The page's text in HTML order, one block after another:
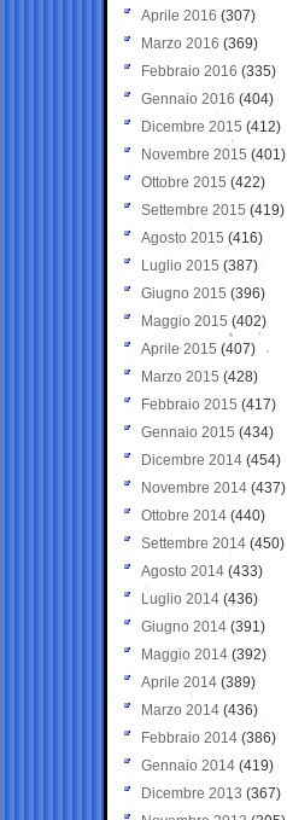
Aprile 2016 (307)
Marzo 2016 (369)
Febbraio 2016 (335)
Gennaio 2016 (404)
Dicembre 2015 (412)
Novembre 2015 (401)
Ottobre 2015 (422)
Settembre 2015 (419)
Agosto 2015 (416)
Luglio 2015 (387)
Giugno 2015 (396)
Maggio 2015 (402)
Aprile 2015 (407)
Marzo 2015 (428)
Febbraio 2015 (417)
Gennaio 2015 (434)
Dicembre 2014 (454)
Novembre 2014 (437)
Ottobre 2014 (440)
Settembre 2014 (450)
Agosto 2014 (433)
Luglio 2014 (436)
Giugno 2014 (391)
Maggio 2014 (392)
Aprile 2014 (389)
Marzo 2014 (436)
Febbraio 2014 (386)
Gennaio 2014 (419)
Dicembre 2013 (367)